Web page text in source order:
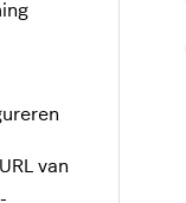
van